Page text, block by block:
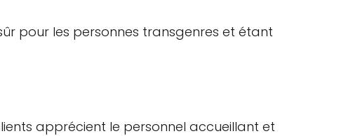
pour les personnes transgenres et étant
apprécient le personnel accueillant et